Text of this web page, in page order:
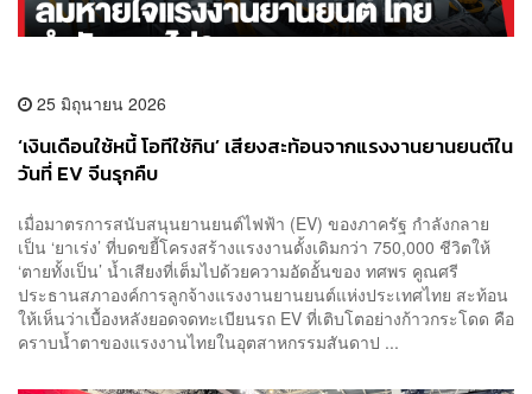
25 มิถุนายน 2026
‘เงินเดือนใช้หนี้ โอทีใช้กิน’ เสียงสะท้อนจากแรงงานยานยนต์ใน
วันที่ EV จีนรุกคืบ
​เมื่อมาตรการสนับสนุนยานยนต์ไฟฟ้า (EV) ของภาครัฐ กำลังกลาย
เป็น ‘ยาเร่ง’ ที่บดขยี้โครงสร้างแรงงานดั้งเดิมกว่า 750,000 ชีวิตให้
‘ตายทั้งเป็น’ น้ำเสียงที่เต็มไปด้วยความอัดอั้นของ ทศพร คูณศรี
ประธานสภาองค์การลูกจ้างแรงงานยานยนต์แห่งประเทศไทย สะท้อน
ให้เห็นว่าเบื้องหลังยอดจดทะเบียนรถ EV ที่เติบโตอย่างก้าวกระโดด คือ
คราบน้ำตาของแรงงานไทยในอุตสาหกรรมสันดาป ...